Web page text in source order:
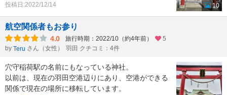
投稿日:2022/12/14
10
航空関係者もお参り
4.0 旅行時期：2022/10（約4年前）
5
by Teru さん（女性） 羽田 クチコミ：4件
穴守稲荷駅の名前にもなっている神社。
以前は、現在の羽田空港辺りにあり、空港ができる
関係で現在の場所に移転しています。